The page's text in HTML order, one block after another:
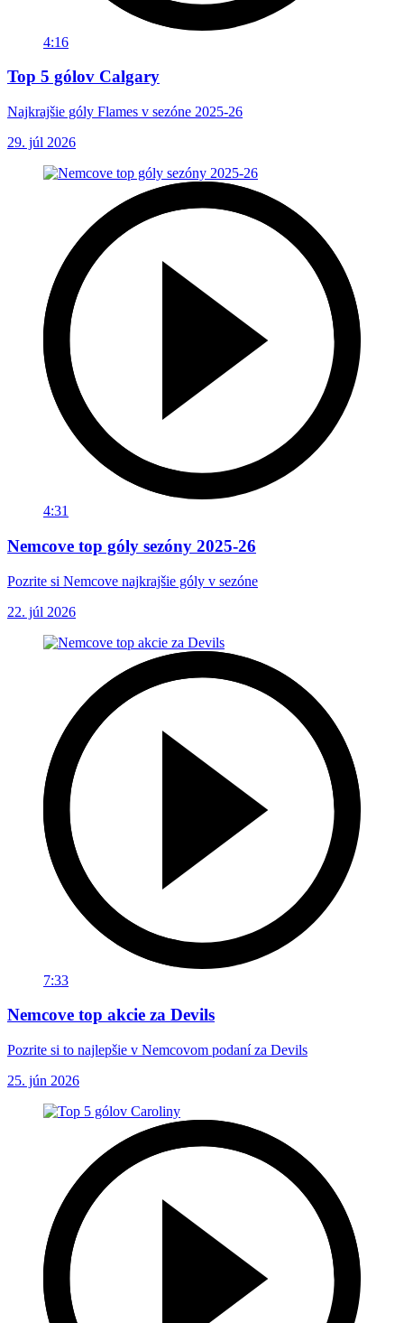
4:16
Top 5 gólov Calgary
Najkrajšie góly Flames v sezóne 2025-26
29. júl 2026
4:31
Nemcove top góly sezóny 2025-26
Pozrite si Nemcove najkrajšie góly v sezóne
22. júl 2026
7:33
Nemcove top akcie za Devils
Pozrite si to najlepšie v Nemcovom podaní za Devils
25. jún 2026